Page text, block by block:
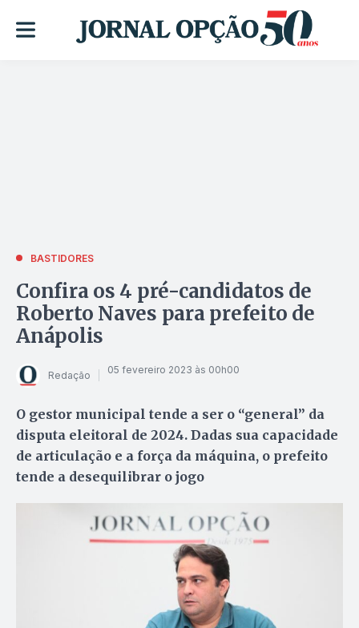
BASTIDORES
Confira os 4 pré-candidatos de
Roberto Naves para prefeito de
Anápolis
Redação 05 fevereiro 2023 às 00h00
O gestor municipal tende a ser o “general” da
disputa eleitoral de 2024. Dadas sua capacidade
de articulação e a força da máquina, o prefeito
tende a desequilibrar o jogo